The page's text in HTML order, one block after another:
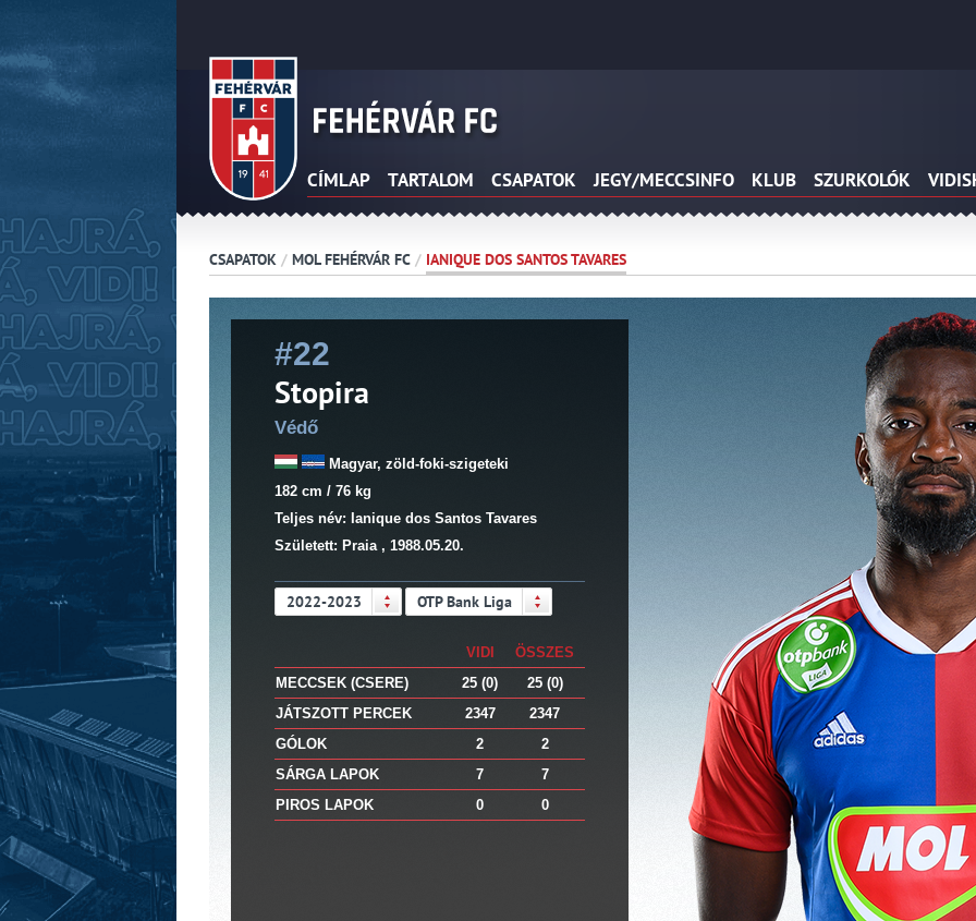
CÍMLAP TARTALOM CSAPATOK JEGY/MECCSINFO KLUB SZURKOLÓK
CSAPATOK / MOL FEHÉRVÁR FC / IANIQUE DOS SANTOS TAVARES
#22
Stopira
Védő
Magyar, zöld-foki-szigeteki
182 cm / 76 kg
Teljes név: Ianique dos Santos Tavares
Született: Praia , 1988.05.20.
2022-2023 OTP Bank Liga
VIDI
ÖSSZES
MECCSEK (CSERE)
25 (0)
25 (0)
JÁTSZOTT PERCEK
2347
2347
GÓLOK
2
2
SÁRGA LAPOK
7
7
PIROS LAPOK
0 0